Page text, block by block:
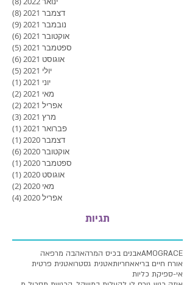
דצמבר 2021
(8)
נובמבר 2021
(9)
אוקטובר 2021
(6)
ספטמבר 2021
(5)
אוגוסט 2021
(6)
יולי 2021
(5)
יוני 2021
(1)
מאי 2021
(2)
אפריל 2021
(2)
מרץ 2021
(3)
פברואר 2021
(1)
דצמבר 2020
(1)
אוקטובר 2020
(6)
ספטמבר 2020
(1)
אוגוסט 2020
(1)
מאי 2020
(2)
אפריל 2020
(4)
תגיות
AMOGRACEאבנים בכיס המרהאהבה מרפאה
אורח חיים בריאאחריותאטנית גסטרואטנית פרטית
אי-ספיקת כליות